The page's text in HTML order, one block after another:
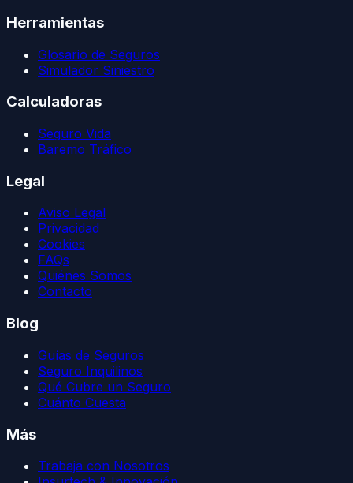
Herramientas
Glosario de Seguros
Simulador Siniestro
Calculadoras
Seguro Vida
Baremo Tráfico
Legal
Aviso Legal
Privacidad
Cookies
FAQs
Quiénes Somos
Contacto
Blog
Guías de Seguros
Seguro Inquilinos
Qué Cubre un Seguro
Cuánto Cuesta
Más
Trabaja con Nosotros